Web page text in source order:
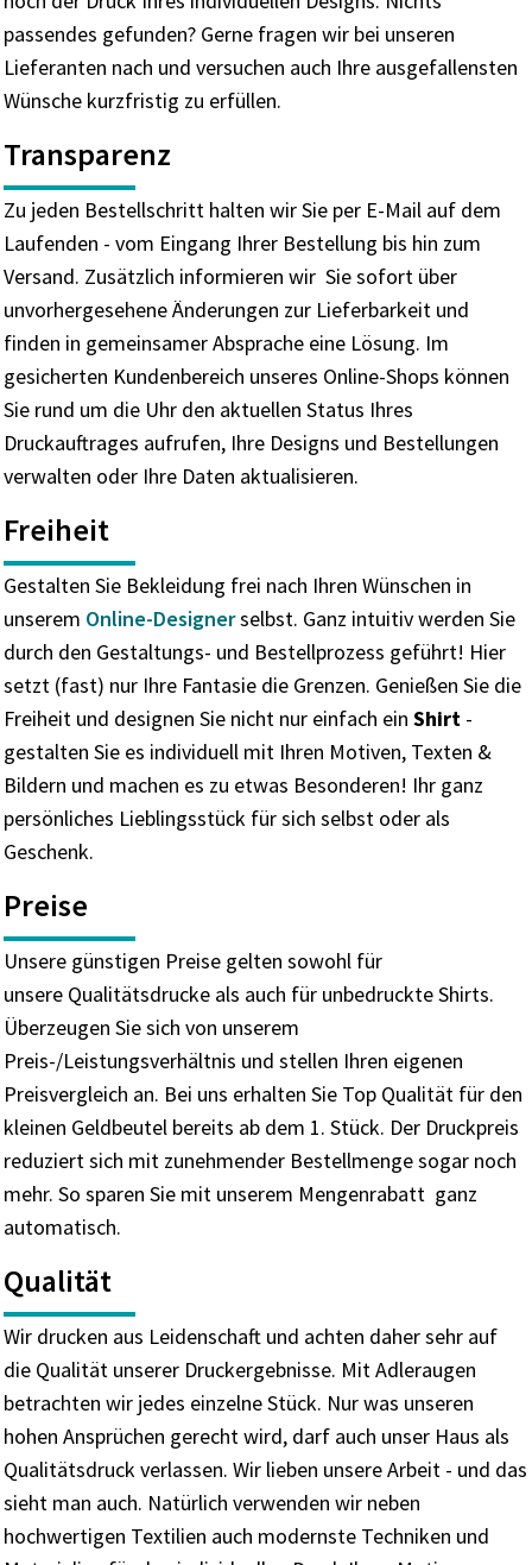
passendes gefunden? Gerne fragen wir bei unseren
Lieferanten nach und versuchen auch Ihre ausgefallensten
Wünsche kurzfristig zu erfüllen.
Transparenz
Zu jeden Bestellschritt halten wir Sie per E-Mail auf dem
Laufenden - vom Eingang Ihrer Bestellung bis hin zum
Versand. Zusätzlich informieren wir Sie sofort über
unvorhergesehene Änderungen zur Lieferbarkeit und
finden in gemeinsamer Absprache eine Lösung. Im
gesicherten Kundenbereich unseres Online-Shops können
Sie rund um die Uhr den aktuellen Status Ihres
Druckauftrages aufrufen, Ihre Designs und Bestellungen
verwalten oder Ihre Daten aktualisieren.
Freiheit
Gestalten Sie Bekleidung frei nach Ihren Wünschen in
unserem Online-Designerselbst. Ganz intuitiv werden Sie
durch den Gestaltungs- und Bestellprozess geführt! Hier
setzt (fast) nur Ihre Fantasie die Grenzen. Genießen Sie die
Freiheit und designen Sie nicht nur einfach ein Shirt -
gestalten Sie es individuell mit Ihren Motiven, Texten &
Bildern und machen es zu etwas Besonderen! Ihr ganz
persönliches Lieblingsstück für sich selbst oder als
Geschenk.
Preise
Unsere günstigen Preise gelten sowohl für
unsere Qualitätsdrucke als auch für unbedruckte Shirts.
Überzeugen Sie sich von unserem
Preis-/Leistungsverhältnis und stellen Ihren eigenen
Preisvergleich an. Bei uns erhalten Sie Top Qualität für den
kleinen Geldbeutel bereits ab dem 1. Stück. Der Druckpreis
reduziert sich mit zunehmender Bestellmenge sogar noch
mehr. So sparen Sie mit unserem Mengenrabatt ganz
automatisch.
Qualität
Wir drucken aus Leidenschaft und achten daher sehr auf
die Qualität unserer Druckergebnisse. Mit Adleraugen
betrachten wir jedes einzelne Stück. Nur was unseren
hohen Ansprüchen gerecht wird, darf auch unser Haus als
Qualitätsdruck verlassen. Wir lieben unsere Arbeit - und das
sieht man auch. Natürlich verwenden wir neben
hochwertigen Textilien auch modernste Techniken und